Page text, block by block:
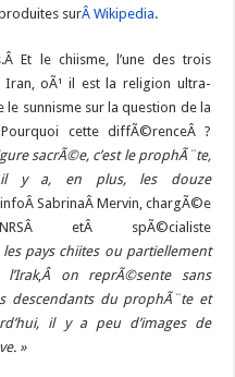
surÂ Wikipedia.
Et le chiisme, l’une des trois
Iran, oÃ¹ il est la religion ultra-
sunnisme sur la question de la
cette diffÃ©renceÂ ?
sacrÃ©e, c’est le prophÃ¨te,
il y a, en plus, les douze
SabrinaÂ Mervin, chargÃ©e
etÂ spÃ©cialiste
les pays chiites ou partiellement
,Â on reprÃ©sente sans
descendants du prophÃ¨te et
il y a peu d’images de
»